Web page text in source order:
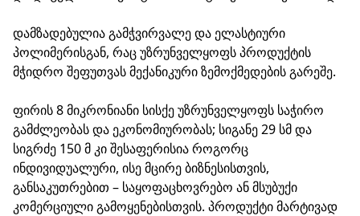
დამზადებულია გამჭვირვალე და ელასტიური
პოლიმერისგან, რაც უზრუნველყოფს პროდუქტის
მჭიდრო შეფუთვას მექანიკური ზემოქმედების გარეშე.
ფირის 8 მიკრონიანი სისქე უზრუნველყოფს საჭირო
გამძლეობას და ეკონომიურობას; სიგანე 29 სმ და
სიგრძე 150 მ კი შესაფერისია როგორც
ინდივიდუალური, ისე მცირე ბიზნესისთვის,
განსაკუთრებით – საყოფაცხოვრებო ან მსუბუქი
კომერციული გამოყენებისთვის. პროდუქტი მარტივად